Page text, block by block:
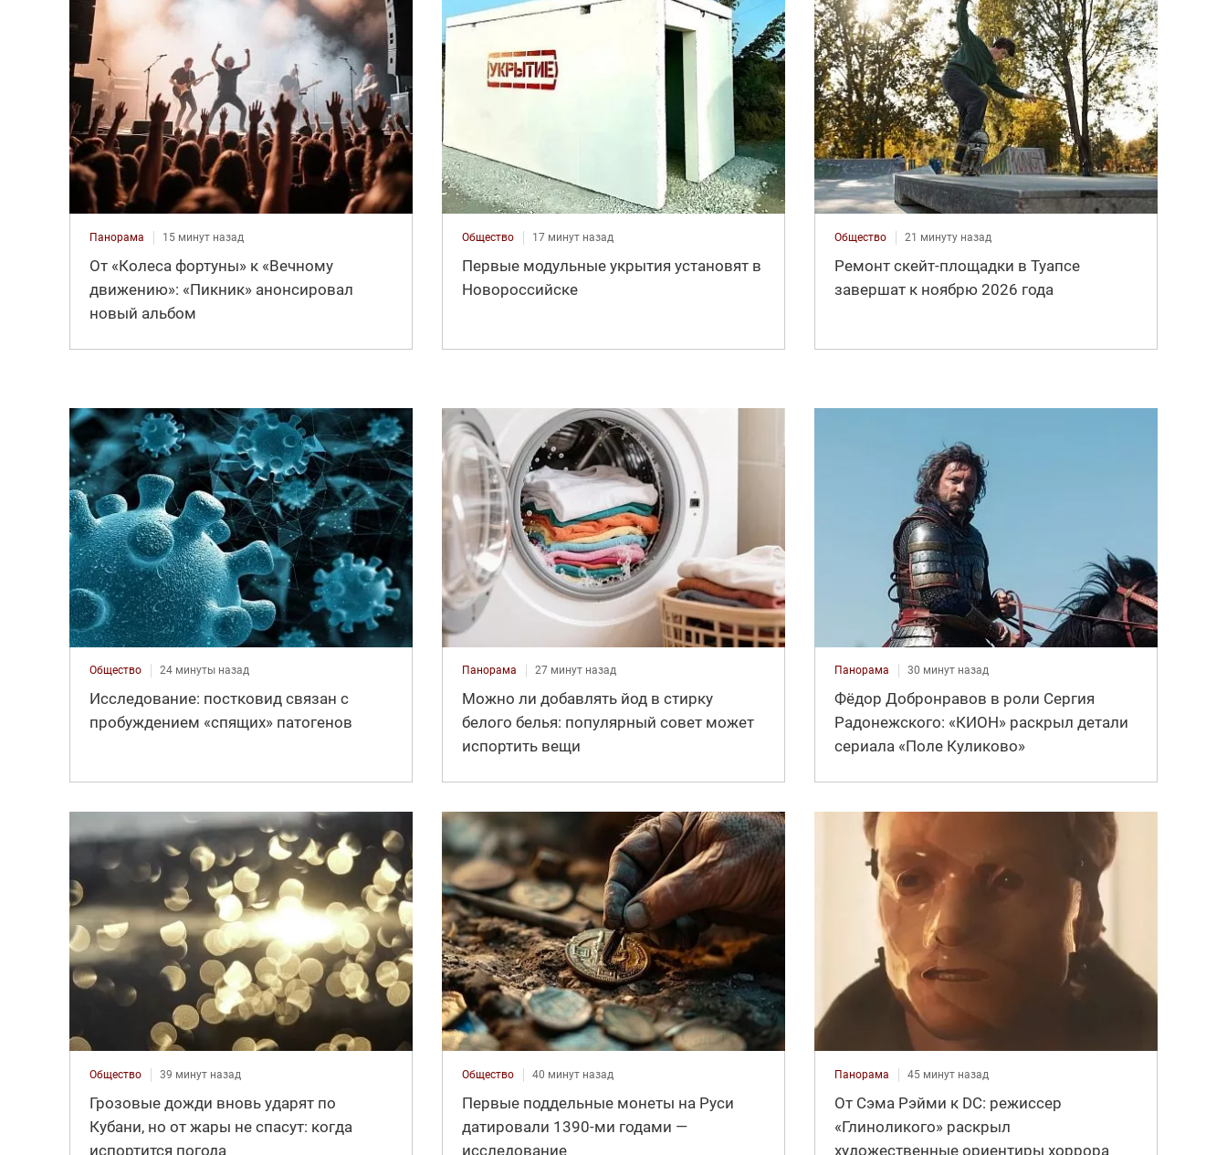
Панорама 15 минут назад
От «Колеса фортуны» к «Вечному
движению»: «Пикник» анонсировал
новый альбом
Общество 17 минут назад
Первые модульные укрытия установят в
Новороссийске
Общество 21 минуту назад
Ремонт скейт-площадки в Туапсе
завершат к ноябрю 2026 года
Общество 24 минуты назад
Исследование: постковид связан с
пробуждением «спящих» патогенов
Панорама 27 минут назад
Можно ли добавлять йод в стирку
белого белья: популярный совет может
испортить вещи
Панорама 30 минут назад
Фёдор Добронравов в роли Сергия
Радонежского: «КИОН» раскрыл детали
сериала «Поле Куликово»
Общество 39 минут назад
Грозовые дожди вновь ударят по
Кубани, но от жары не спасут: когда
испортится погода
Общество 40 минут назад
Первые поддельные монеты на Руси
датировали 1390-ми годами —
исследование
Панорама 45 минут назад
От Сэма Рэйми к DC: режиссер
«Глиноликого» раскрыл
художественные ориентиры хоррора